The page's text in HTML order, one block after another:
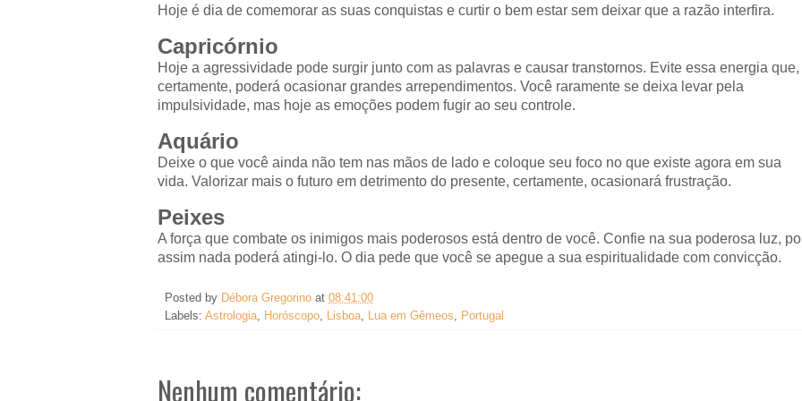
Hoje é dia de comemorar as suas conquistas e curtir o bem estar sem deixar que a razão interfira.
Capricórnio
Hoje a agressividade pode surgir junto com as palavras e causar transtornos. Evite essa energia que,
certamente, poderá ocasionar grandes arrependimentos. Você raramente se deixa levar pela
impulsividade, mas hoje as emoções podem fugir ao seu controle.
Aquário
Deixe o que você ainda não tem nas mãos de lado e coloque seu foco no que existe agora em sua
vida. Valorizar mais o futuro em detrimento do presente, certamente, ocasionará frustração.
Peixes
A força que combate os inimigos mais poderosos está dentro de você. Confie na sua poderosa luz,
assim nada poderá atingi-lo. O dia pede que você se apegue a sua espiritualidade com convicção.
Posted by Débora Gregorino at 08:41:00
Labels: Astrologia Horóscopo Lisboa Lua em Gêmeos Portugal
Nenhum comentário: